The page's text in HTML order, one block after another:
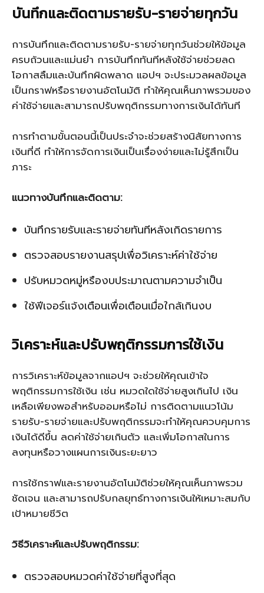
บันทึกและติดตามรายรับ-รายจ่ายทุกวัน
การบันทึกและติดตามรายรับ-รายจ่ายทุกวันช่วยให้ข้อมูล
ครบถ้วนและแม่นยำ การบันทึกทันทีหลังใช้จ่ายช่วยลด
โอกาสลืมและบันทึกผิดพลาด แอปฯ จะประมวลผลข้อมูล
เป็นกราฟหรือรายงานอัตโนมัติ ทำให้คุณเห็นภาพรวมของ
ค่าใช้จ่ายและสามารถปรับพฤติกรรมทางการเงินได้ทันที
การทำตามขั้นตอนนี้เป็นประจำจะช่วยสร้างนิสัยทางการ
เงินที่ดี ทำให้การจัดการเงินเป็นเรื่องง่ายและไม่รู้สึกเป็น
ภาระ
แนวทางบันทึกและติดตาม:
บันทึกรายรับและรายจ่ายทันทีหลังเกิดรายการ
ตรวจสอบรายงานสรุปเพื่อวิเคราะห์ค่าใช้จ่าย
ปรับหมวดหมู่หรืองบประมาณตามความจำเป็น
ใช้ฟีเจอร์แจ้งเตือนเพื่อเตือนเมื่อใกล้เกินงบ
วิเคราะห์และปรับพฤติกรรมการใช้เงิน
การวิเคราะห์ข้อมูลจากแอปฯ จะช่วยให้คุณเข้าใจ
พฤติกรรมการใช้เงิน เช่น หมวดใดใช้จ่ายสูงเกินไป เงิน
เหลือเพียงพอสำหรับออมหรือไม่ การติดตามแนวโน้ม
รายรับ-รายจ่ายและปรับพฤติกรรมจะทำให้คุณควบคุมการ
เงินได้ดีขึ้น ลดค่าใช้จ่ายเกินตัว และเพิ่มโอกาสในการ
ลงทุนหรือวางแผนการเงินระยะยาว
การใช้กราฟและรายงานอัตโนมัติช่วยให้คุณเห็นภาพรวม
ชัดเจน และสามารถปรับกลยุทธ์ทางการเงินให้เหมาะสมกับ
เป้าหมายชีวิต
วิธีวิเคราะห์และปรับพฤติกรรม:
ตรวจสอบหมวดค่าใช้จ่ายที่สูงที่สุด